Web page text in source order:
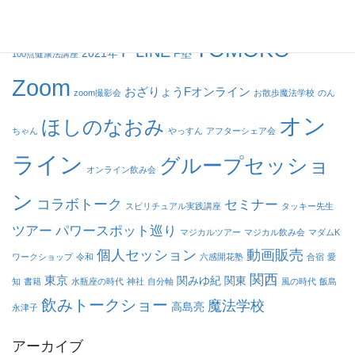
100点健康法講座 2021年 F LINE F塾 TOMOKO
Zoom zoom撮影会 おざりょうFオンライン お散歩魔法学校 のん
ちゃん ほしのなおみ やっすん アフターシェア会 オン
ライン
オンライン飲み会 グループセッショ
ン コラボトーク スピリチュアル実践講座 セミナー タッキー先生
ツアー パワースポット巡り マジカルツアー マジカル飲み会 マダムK
ワークショップ 令和 個人セッション 六感開花塾 動画販売 合宿 愛
知 書籍 東京 水瓶座の時代 神社 自分軸 関みゆ紀 関東 関西 風の時代 飯島
永津子 飲みトークショー 高島亮 魔法学校
アーカイブ